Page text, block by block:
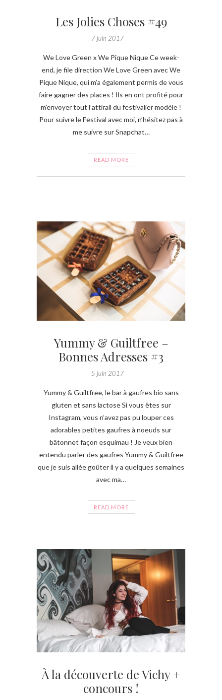
Les Jolies Choses #49
7 juin 2017
We Love Green x We Pique Nique Ce week-
end, je file direction We Love Green avec We
Pique Nique, qui m’a également permis de vous
faire gagner des places ! Ils en ont profité pour
m’envoyer tout l’attirail du festivalier modèle !
Pour suivre le Festival avec moi, n’hésitez pas à
me suivre sur Snapchat…
READ MORE
Yummy & Guiltfree –
Bonnes Adresses #3
5 juin 2017
Yummy & Guiltfree, le bar à gaufres bio sans
gluten et sans lactose Si vous êtes sur
Instagram, vous n’avez pas pu louper ces
adorables petites gaufres à noeuds sur
bâtonnet façon esquimau ! Je veux bien
entendu parler des gaufres Yummy & Guiltfree
que je suis allée goûter il y a quelques semaines
avec ma…
READ MORE
À la découverte de Vichy +
concours !